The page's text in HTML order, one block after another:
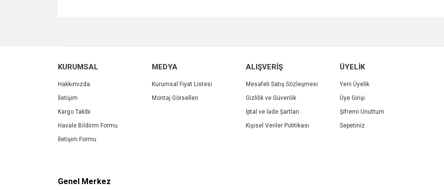
Yorum Yaz
Ürün açıklamasında eksik bilgiler bulunuyor.
Ürün bilgilerinde hatalar bulunuyor.
Ürün fiyatı diğer sitelerden daha pahalı.
Bu ürüne benzer farklı alternatifler olmalı.
KURUMSAL
Hakkımızda
İletişim
Kargo Takibi
Havale Bildirim Formu
İletişim Formu
MEDYA
Kurumsal Fiyat Listesi
Montaj Görselleri
ALIŞVERİŞ
Mesafeli Satış Sözleşmesi
Gizlilik ve Güvenlik
İptal ve İade Şartları
Kişisel Veriler Politikası
ÜYELİK
Yeni Üyelik
Üye Girişi
Şifremi Unuttum
Sepetiniz
Genel Merkez